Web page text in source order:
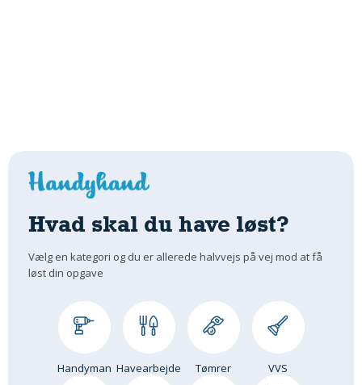
Hvad skal du have løst?
Vælg en kategori og du er allerede halvvejs på vej mod at få
løst din opgave
Handyman Havearbejde Tømrer VVS